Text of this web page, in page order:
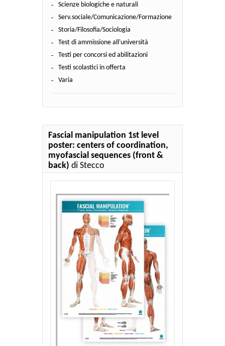
Scienze biologiche e naturali
Serv.sociale/Comunicazione/Formazione
Storia/Filosofia/Sociologia
Test di ammissione all'università
Testi per concorsi ed abilitazioni
Testi scolastici in offerta
Varia
Fascial manipulation 1st level
poster: centers of coordination,
myofascial sequences (front &
back) di Stecco